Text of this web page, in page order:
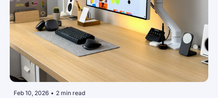
Feb 10, 2026 • 2 min read